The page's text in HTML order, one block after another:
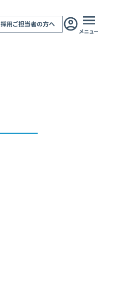
採用ご担当者の方へ
メニュー